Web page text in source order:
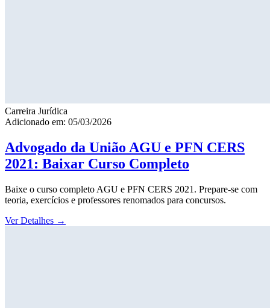
Carreira Jurídica
Adicionado em: 05/03/2026
Advogado da União AGU e PFN CERS
2021: Baixar Curso Completo
Baixe o curso completo AGU e PFN CERS 2021. Prepare-se com
teoria, exercícios e professores renomados para concursos.
Ver Detalhes →